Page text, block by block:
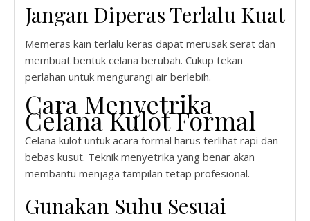
Jangan Diperas Terlalu Kuat
Memeras kain terlalu keras dapat merusak serat dan
membuat bentuk celana berubah. Cukup tekan
perlahan untuk mengurangi air berlebih.
Cara Menyetrika
Celana Kulot Formal
Celana kulot untuk acara formal harus terlihat rapi dan
bebas kusut. Teknik menyetrika yang benar akan
membantu menjaga tampilan tetap profesional.
Gunakan Suhu Sesuai